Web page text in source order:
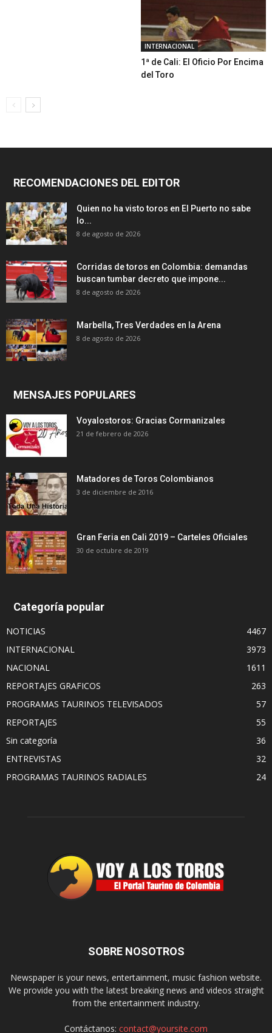
INTERNACIONAL
1ª de Cali: El Oficio Por Encima
del Toro
RECOMENDACIONES DEL EDITOR
Quien no ha visto toros en El Puerto no sabe
lo...
8 de agosto de 2026
Corridas de toros en Colombia: demandas
buscan tumbar decreto que impone...
8 de agosto de 2026
Marbella, Tres Verdades en la Arena
8 de agosto de 2026
MENSAJES POPULARES
Voyalostoros: Gracias Cormanizales
21 de febrero de 2026
Matadores de Toros Colombianos
3 de diciembre de 2016
Gran Feria en Cali 2019 – Carteles Oficiales
30 de octubre de 2019
Categoría popular
NOTICIAS
4467
INTERNACIONAL
3973
NACIONAL
1611
REPORTAJES GRAFICOS
263
PROGRAMAS TAURINOS TELEVISADOS
57
REPORTAJES
55
Sin categoría
36
ENTREVISTAS
32
PROGRAMAS TAURINOS RADIALES
24
SOBRE NOSOTROS
Newspaper is your news, entertainment, music fashion website.
We provide you with the latest breaking news and videos straight
from the entertainment industry.
Contáctanos: contact@yoursite.com